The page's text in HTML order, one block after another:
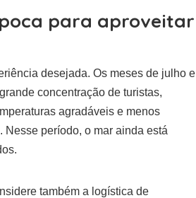
para aproveitar
desejada. Os meses de julho e
concentração de turistas,
agradáveis e menos
Nesse período, o mar ainda está
também a logística de